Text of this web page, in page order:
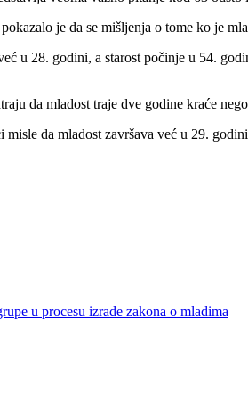
je da se mišljenja o tome ko je
u 28. godini, a starost počinje u 54.
da mladost traje dve godine kraće
da mladost završava već u 29.
u procesu izrade zakona o mladima